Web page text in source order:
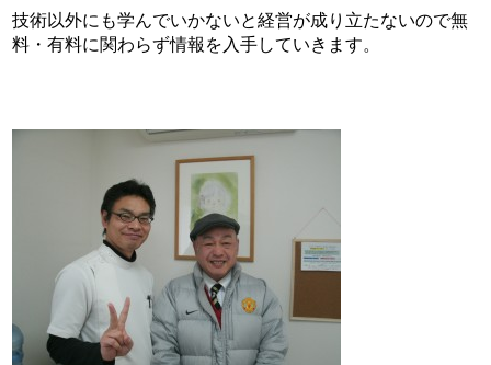
技術以外にも学んでいかないと経営が成り立たないので無
料・有料に関わらず情報を入手していきます。